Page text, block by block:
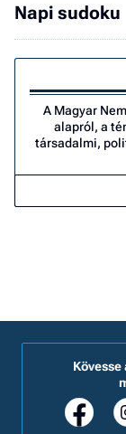
Napi sudoku
A Magyar
alapról, a
társadalmi,